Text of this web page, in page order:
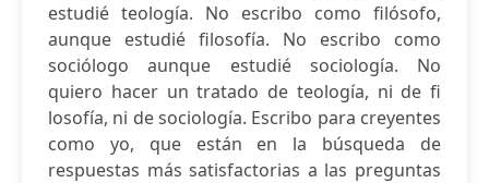
estudié teología. No escribo como ﬁlósofo,
aunque estudié ﬁlosofía. No escribo como
sociólogo aunque estudié sociología. No
quiero hacer un tratado de teología, ni de ﬁ
losofía, ni de sociología. Escribo para creyentes
como yo, que están en la búsqueda de
respuestas más satisfactorias a las preguntas